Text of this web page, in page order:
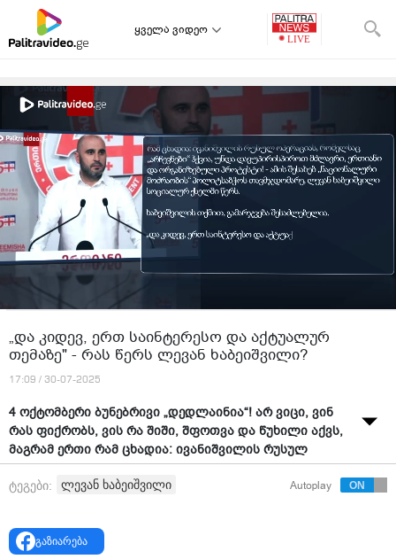
ყველა ვიდეო
„და კიდევ, ერთ საინტერესო და აქტუალურ
თემაზე" - რას წერს ლევან ხაბეიშვილი?
17:09 / 30-07-2025
4 ოქტომბერი ბუნებრივი „დედლაინია“! არ ვიცი, ვინ
რას ფიქრობს, ვის რა შიში, შფოთვა და წუხილი აქვს,
მაგრამ ერთი რამ ცხადია: ივანიშვილის რუსულ
ოპერაციას, რომელსაც „არჩევნები“ ჰქვია, უნდა
დავუპირისპიროთ მძლავრი, ერთიანი და
„ნაციონალური მოძრაობის“ პოლიტსაბჭოს
თავმჯდომარე, ლევან ხაბეიშვილი სოციალურ ქსელში
ტეგები: ლევან ხაბეიშვილი Autoplay
გაზიარება